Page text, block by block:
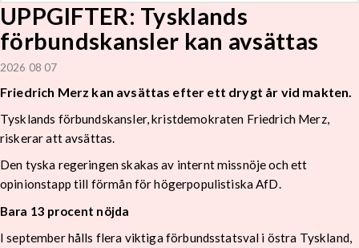
UPPGIFTER: Tysklands
förbundskansler kan avsättas
2026 08 07
Friedrich Merz kan avsättas efter ett drygt år vid makten.
Tysklands förbundskansler, kristdemokraten Friedrich Merz,
riskerar att avsättas.
Den tyska regeringen skakas av internt missnöje och ett
opinionstapp till förmån för högerpopulistiska AfD.
Bara 13 procent nöjda
I september hålls flera viktiga förbundsstatsval i östra Tyskland,